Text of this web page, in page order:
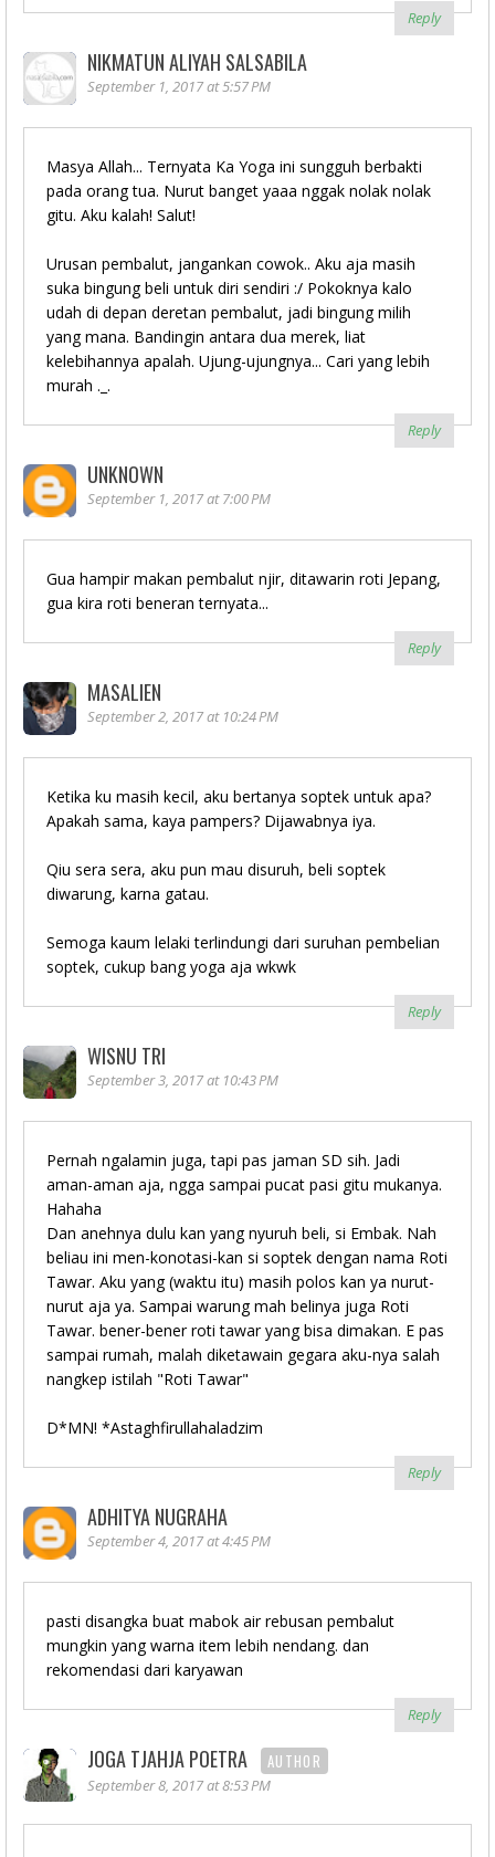
Reply
NIKMATUN ALIYAH SALSABILA
September 1, 2017 at 5:57 PM
Masya Allah... Ternyata Ka Yoga ini sungguh berbakti
pada orang tua. Nurut banget yaaa nggak nolak nolak
gitu. Aku kalah! Salut!
Urusan pembalut, jangankan cowok.. Aku aja masih
suka bingung beli untuk diri sendiri :/ Pokoknya kalo
udah di depan deretan pembalut, jadi bingung milih
yang mana. Bandingin antara dua merek, liat
kelebihannya apalah. Ujung-ujungnya... Cari yang lebih
murah ._.
Reply
UNKNOWN
September 1, 2017 at 7:00 PM
Gua hampir makan pembalut njir, ditawarin roti Jepang,
gua kira roti beneran ternyata...
Reply
MASALIEN
September 2, 2017 at 10:24 PM
Ketika ku masih kecil, aku bertanya soptek untuk apa?
Apakah sama, kaya pampers? Dijawabnya iya.
Qiu sera sera, aku pun mau disuruh, beli soptek
diwarung, karna gatau.
Semoga kaum lelaki terlindungi dari suruhan pembelian
soptek, cukup bang yoga aja wkwk
Reply
WISNU TRI
September 3, 2017 at 10:43 PM
Pernah ngalamin juga, tapi pas jaman SD sih. Jadi
aman-aman aja, ngga sampai pucat pasi gitu mukanya.
Hahaha
Dan anehnya dulu kan yang nyuruh beli, si Embak. Nah
beliau ini men-konotasi-kan si soptek dengan nama Roti
Tawar. Aku yang (waktu itu) masih polos kan ya nurut-
nurut aja ya. Sampai warung mah belinya juga Roti
Tawar. bener-bener roti tawar yang bisa dimakan. E pas
sampai rumah, malah diketawain gegara aku-nya salah
nangkep istilah "Roti Tawar"
D*MN! *Astaghfirullahaladzim
Reply
ADHITYA NUGRAHA
September 4, 2017 at 4:45 PM
pasti disangka buat mabok air rebusan pembalut
mungkin yang warna item lebih nendang. dan
rekomendasi dari karyawan
Reply
JOGA TJAHJA POETRA AUTHOR
September 8, 2017 at 8:53 PM